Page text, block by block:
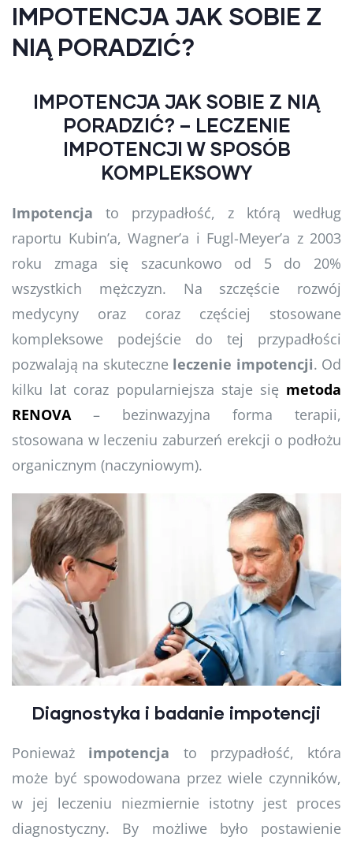
IMPOTENCJA JAK SOBIE Z
NIĄ PORADZIĆ?
IMPOTENCJA JAK SOBIE Z NIĄ
PORADZIĆ? – LECZENIE
IMPOTENCJI W SPOSÓB
KOMPLEKSOWY
Impotencja to przypadłość, z którą według
raportu Kubin’a, Wagner’a i Fugl-Meyer’a z 2003
roku zmaga się szacunkowo od 5 do 20%
wszystkich mężczyzn. Na szczęście rozwój
medycyny oraz coraz częściej stosowane
kompleksowe podejście do tej przypadłości
pozwalają na skuteczne leczenie impotencji. Od
kilku lat coraz popularniejsza staje się metoda
RENOVA – bezinwazyjna forma terapii,
stosowana w leczeniu zaburzeń erekcji o podłożu
organicznym (naczyniowym).
Diagnostyka i badanie impotencji
Ponieważ impotencja to przypadłość, która
może być spowodowana przez wiele czynników,
w jej leczeniu niezmiernie istotny jest proces
diagnostyczny. By możliwe było postawienie